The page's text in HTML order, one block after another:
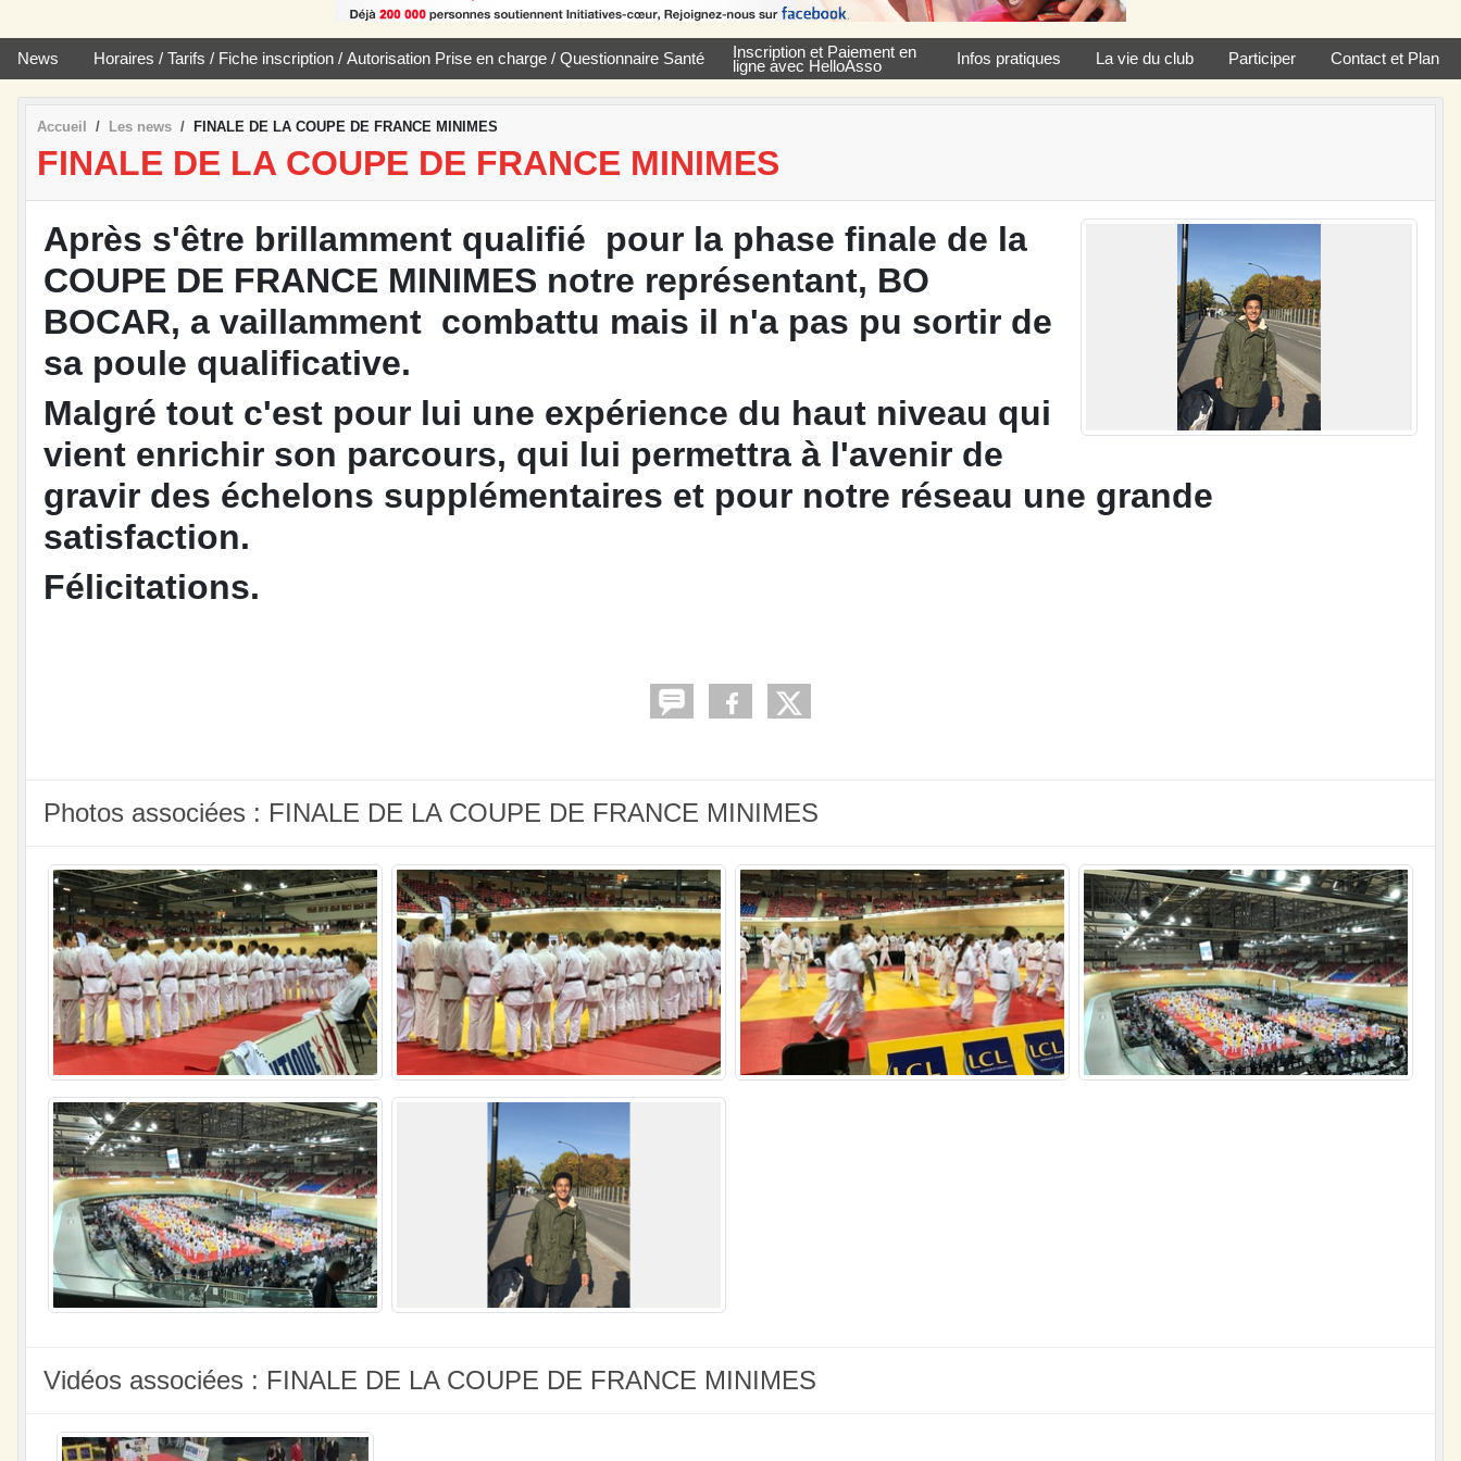
News Horaires / Tarifs / Fiche inscription / Autorisation Prise en charge / Questionnaire Santé Inscription et Paiement en
ligne avec HelloAsso Infos pratiques La vie du club Participer Contact et Plan
Accueil Les news FINALE DE LA COUPE DE FRANCE MINIMES
FINALE DE LA COUPE DE FRANCE MINIMES
Après s'être brillamment qualifié pour la phase finale de la
COUPE DE FRANCE MINIMES notre représentant, BO
BOCAR, a vaillamment combattu mais il n'a pas pu sortir de
sa poule qualificative.
Malgré tout c'est pour lui une expérience du haut niveau qui
vient enrichir son parcours, qui lui permettra à l'avenir de
gravir des échelons supplémentaires et pour notre réseau une grande
satisfaction.
Félicitations.
Photos associées : FINALE DE LA COUPE DE FRANCE MINIMES
Vidéos associées : FINALE DE LA COUPE DE FRANCE MINIMES